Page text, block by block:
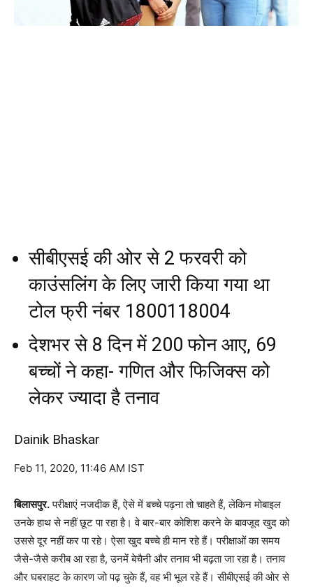
सीबीएसई की ओर से 2 फरवरी को
काउंसलिंग के लिए जारी किया गया था
टोल फ्री नंबर 1800118004
देशभर से 8 दिन में 200 फोन आए, 69
बच्चों ने कहा- गणित और फिजिक्स को
लेकर ज्यादा है तनाव
Dainik Bhaskar
Feb 11, 2020, 11:46 AM IST
बिलासपुर.परीक्षाएं नजदीक हैं, ऐसे में बच्चे पढ़ना तो चाहते हैं, लेकिन मोबाइल
उनके हाथ से नहीं छूट पा रहा है। वे बार-बार कोशिश करने के बावजूद खुद को
उससे दूर नहीं कर पा रहे। ऐसा खुद बच्चे ही मान रहे हैं। परीक्षाओं का समय
जैसे-जैसे करीब आ रहा है, उनमें बेचैनी और तनाव भी बढ़ता जा रहा है। तनाव
और घबराहट के कारण जो पढ़ चुके हैं, वह भी भूल रहे हैं। सीबीएसई की ओर से